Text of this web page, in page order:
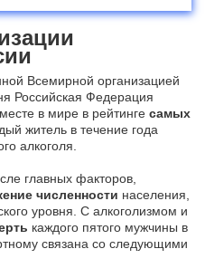
Всемирной организацией
Российская Федерация
месте в мире в рейтинге самых
житель в течение года
алкоголя.
главных факторов,
численности населения,
уровня. С алкоголизмом и
каждого пятого мужчины в
связана со следующими